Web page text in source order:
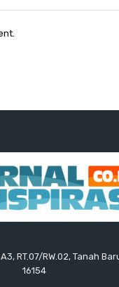
RT.07/RW.02, Tanah
16154